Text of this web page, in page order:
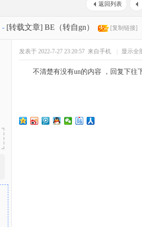
› ›
返回列表
- [转载文章] BE（转自gn） [复制链接]
发表于 2022-7-27 23:20:57 来自手机 显示全
不清楚有没有un的内容 ，回复下往